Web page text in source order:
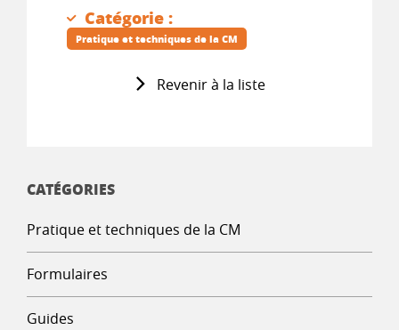
CATÉGORIES
Pratique et techniques de la CM
Formulaires
Guides
Revenir à la liste
Catégorie :
Pratique et techniques de la CM